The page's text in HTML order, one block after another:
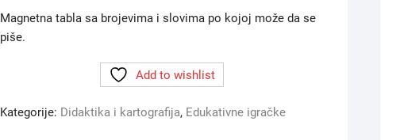
Magnetna tabla sa brojevima i slovima po kojoj može da se
piše.
Add to wishlist
Kategorije: Didaktika i kartografija, Edukativne igračke